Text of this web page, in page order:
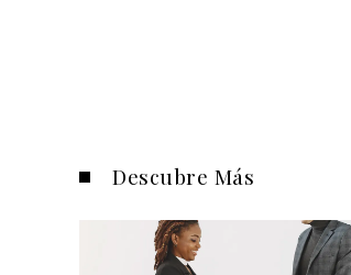
Descubre Más